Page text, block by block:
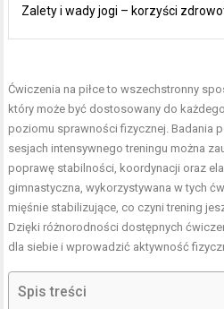
Zalety i wady jogi – korzyści
Ćwiczenia na piłce to wszechstronny
który może być dostosowany do
poziomu sprawności fizycznej. Badania
sesjach intensywnego treningu można
poprawę stabilności, koordynacji oraz
gimnastyczna, wykorzystywana w tych
mięśnie stabilizujące, co czyni trening
Dzięki różnorodności dostępnych
dla siebie i wprowadzić aktywność
Spis treści